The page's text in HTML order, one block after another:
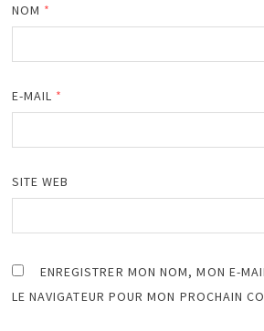
NOM *
E-MAIL *
SITE WEB
ENREGISTRER MON NOM, MON E-
LE NAVIGATEUR POUR MON PROCHAIN